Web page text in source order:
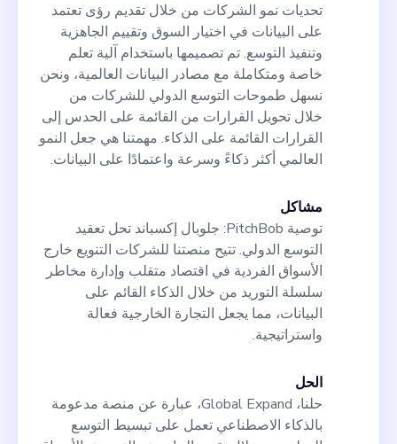
تحديات نمو الشركات من خلال تقديم رؤى تعتمد
على البيانات في اختيار السوق وتقييم الجاهزية
وتنفيذ التوسع. تم تصميمها باستخدام آلية تعلم
خاصة ومتكاملة مع مصادر البيانات العالمية، ونحن
نسهل طموحات التوسع الدولي للشركات من
خلال تحويل القرارات من القائمة على الحدس إلى
القرارات القائمة على الذكاء. مهمتنا هي جعل النمو
العالمي أكثر ذكاءً وسرعة واعتمادًا على البيانات.
مشاكل
توصية PitchBob: جلوبال إكسباند تحل تعقيد
التوسع الدولي. تتيح منصتنا للشركات التنويع خارج
الأسواق الفردية في اقتصاد متقلب وإدارة مخاطر
سلسلة التوريد من خلال الذكاء القائم على
البيانات، مما يجعل التجارة الخارجية فعالة
واستراتيجية.
الحل
حلنا، Global Expand، عبارة عن منصة مدعومة
بالذكاء الاصطناعي تعمل على تبسيط التوسع